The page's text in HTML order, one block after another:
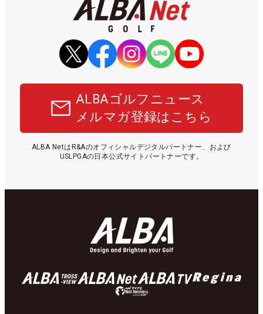
ALBAゴルフニュース
メルマガ登録はこちら
ALBA NetはR&Aのオフィシャルデジタルパートナー、および
USLPGAの日本公式サイトパートナーです。